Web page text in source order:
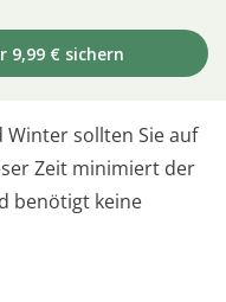
€ sichern
sollten Sie auf
Zeit minimiert der
benötigt keine